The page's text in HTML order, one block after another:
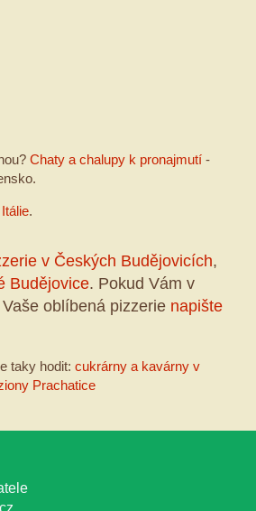
Chaty a chalupy k pronajmutí -
.
v Českých Budějovicích,
Budějovice. Pokud Vám v
oblíbená pizzerie napište
taky hodit: cukrárny a kavárny v
Prachatice